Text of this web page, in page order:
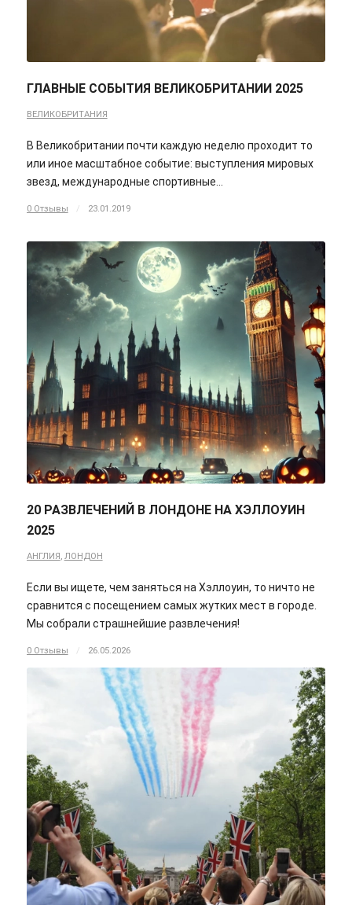
ГЛАВНЫЕ СОБЫТИЯ ВЕЛИКОБРИТАНИИ 2025
ВЕЛИКОБРИТАНИЯ
В Великобритании почти каждую неделю проходит то
или иное масштабное событие: выступления мировых
звезд, международные спортивные…
0 Отзывы / 23.01.2019
20 РАЗВЛЕЧЕНИЙ В ЛОНДОНЕ НА ХЭЛЛОУИН
2025
АНГЛИЯ, ЛОНДОН
Если вы ищете, чем заняться на Хэллоуин, то ничто не
сравнится с посещением самых жутких мест в городе.
Мы собрали страшнейшие развлечения!
0 Отзывы / 26.05.2026